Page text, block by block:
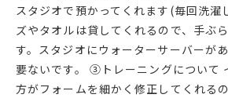
スタジオで預かってくれます(毎回洗濯
ズやタオルは貸してくれるので、手ぶ
す。スタジオにウォーターサーバーが
要ないです。 ③トレーニングについて
方がフォームを細かく修正してくれる